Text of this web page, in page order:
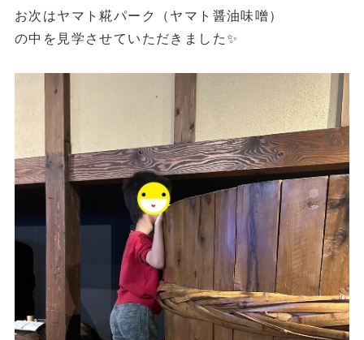
お次はヤマト糀パーク（ヤマト醤油味噌）
の中を見学させていただきました✨